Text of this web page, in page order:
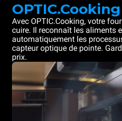
OPTIC.Cooking
Avec OPTIC.Cooking, votre
cuire. Il reconnaît les aliments
automatiquement les
capteur optique de pointe.
prix.